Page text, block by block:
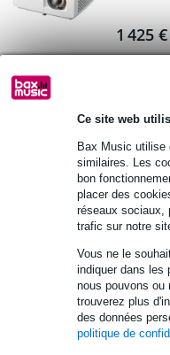
Ce site web
Bax Music utilise
similaires. Les
bon
placer des
réseaux sociaux,
trafic sur notre
Vous ne le
indiquer dans les
nous pouvons ou
trouverez plus
des données
politique de
1 425 €
Optoma
Prix public
livraison